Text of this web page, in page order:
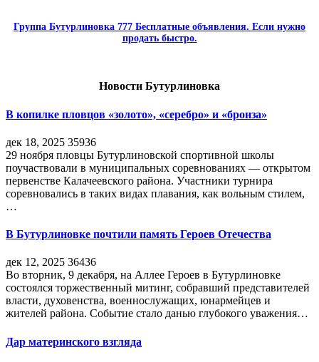
Группа Бутурлиновка 777 Бесплатные объявления. Если нужно
продать быстро.
Новости Бутурлиновка
В копилке пловцов «золото», «серебро» и «бронза»
дек 18, 2025 35936
29 ноября пловцы Бутурлиновской спортивной школы
поучаствовали в муниципальных соревнованиях — открытом
первенстве Калачеевского района. Участники турнира
соревновались в таких видах плавания, как вольным стилем,
…
В Бутурлиновке почтили память Героев Отечества
дек 12, 2025 36436
Во вторник, 9 декабря, на Аллее Героев в Бутурлиновке
состоялся торжественный митинг, собравший представителей
власти, духовенства, военнослужащих, юнармейцев и
жителей района. Событие стало данью глубокого уважения…
Дар материнского взгляда